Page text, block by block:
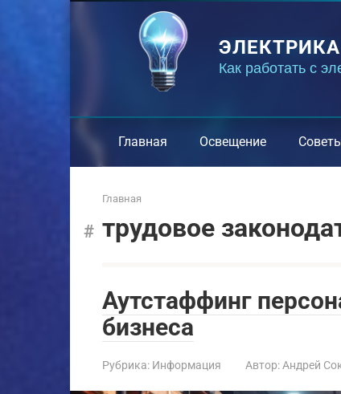
ЭЛЕКТРИКА
Как работать с
Главная Освещение
Главная
трудовое
Аутстаффинг
бизнеса
Рубрика: Информация Автор: Андрей